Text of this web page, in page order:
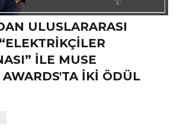
ULUSLARARASI
ILE MUSE
AWARDS'TA IKI ÖDÜL